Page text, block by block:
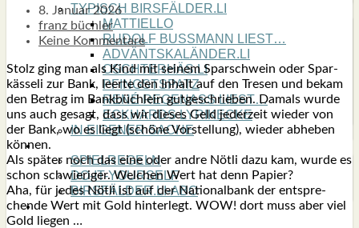
TYPISCH BIRSFÄLDER.LI
MATTIELLO
RUDOLF BUSS­MANN LIEST…
ADVÄNTSKALÄNDER.LI
OSCHTERHÄS.LI
PFINGST­SPATZ
RENÉ REGEN­ASS LIEST…
ECK­HARDS LYRIK­ECKE
IN EIGE­NER SACHE
SO GOOT’S
SPIEL­RE­GELN
DO-IT-YOUR­S­ELF
BIRSFÄLDER.LI-ABO
SHOUT­BOX
8. Januar 2026
franz büchler
Keine Kommentare
Stolz ging man als Kind mit sei­nem Spar­schwein oder Spar­
käs­se­li zur Bank, leer­te den Inhalt auf den Tre­sen und bekam
den Betrag im Bank­büch­lein gut­ge­schrie­ben. Damals wur­de
uns auch gesagt, dass wir die­ses Geld jeder­zeit wie­der von
der Bank, wo es liegt (schö­ne Vor­stel­lung), wie­der abhe­ben
kön­nen.
Als spä­ter noch das eine oder and­re Nöt­li dazu kam, wur­de es
schon schwie­ri­ger. Wel­chen Wert hat denn Papier?
Aha, für jedes Nöt­li ist auf der Natio­nal­bank der ent­spre­
chen­de Wert mit Gold hin­ter­legt. WOW! dort muss aber viel
Gold lie­gen …